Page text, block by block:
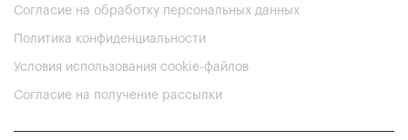
Согласие на обработку персональных данных
Политика конфиденциальности
Условия использования cookie-файлов
Согласие на получение рассылки